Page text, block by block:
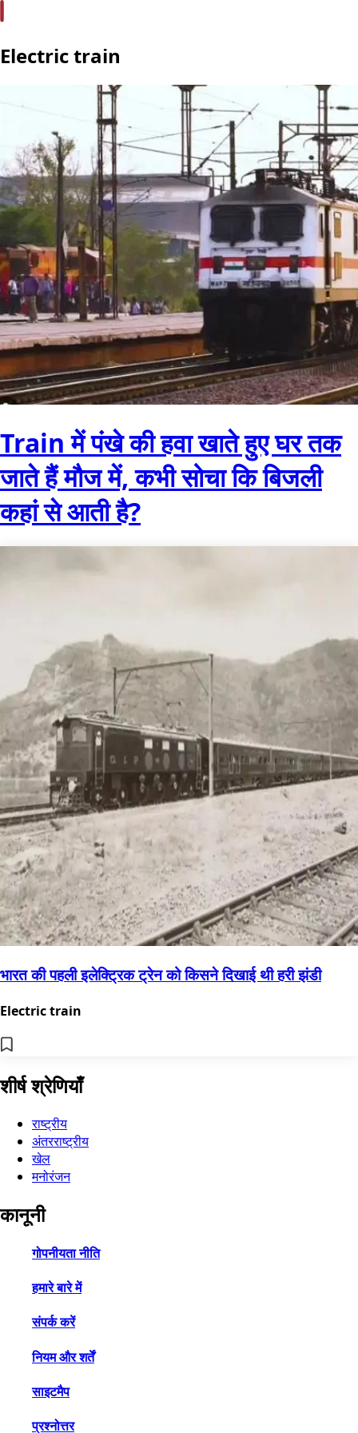
Electric train
Train में पंखे की हवा खाते हुए घर तक
जाते हैं मौज में, कभी सोचा कि बिजली
कहां से आती है?
भारत की पहली इलेक्ट्रिक ट्रेन को किसने दिखाई थी हरी झंडी
Electric train
शीर्ष श्रेणियाँ
राष्ट्रीय
अंतरराष्ट्रीय
खेल
मनोरंजन
कानूनी
गोपनीयता नीति
हमारे बारे में
संपर्क करें
नियम और शर्तें
साइटमैप
प्रश्नोत्तर